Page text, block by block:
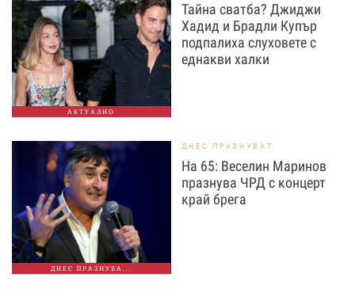
АКТУАЛНО
Тайна сватба? Джиджи
Хадид и Брадли Купър
подпалиха слуховете с
еднакви халки
ДНЕС ПРАЗНУВА...
ДНЕС ПРАЗНУВАТ
На 65: Веселин Маринов
празнува ЧРД с концерт
край брега